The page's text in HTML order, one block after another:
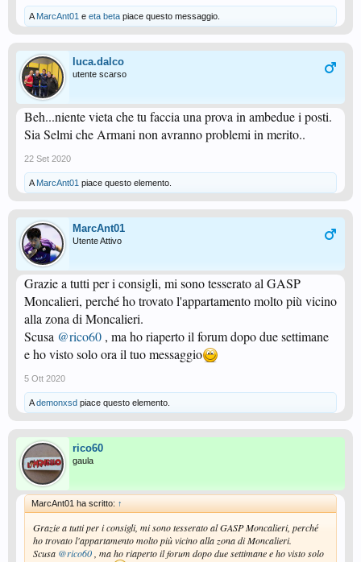
A MarcAnt01 e eta beta piace questo messaggio.
luca.dalco
utente scarso
Beh...niente vieta che tu faccia una prova in ambedue i posti.
Sia Selmi che Armani non avranno problemi in merito..
22 Set 2020
A MarcAnt01 piace questo elemento.
MarcAnt01
Utente Attivo
Grazie a tutti per i consigli, mi sono tesserato al GASP
Moncalieri, perché ho trovato l'appartamento molto più vicino
alla zona di Moncalieri.
Scusa @rico60 , ma ho riaperto il forum dopo due settimane
e ho visto solo ora il tuo messaggio
5 Ott 2020
Ademonxsd piace questo elemento.
rico60
gaula
MarcAnt01 ha scritto: ↑
Grazie a tutti per i consigli, mi sono tesserato al GASP Moncalieri, perché
ho trovato l'appartamento molto più vicino alla zona di Moncalieri.
Scusa @rico60 , ma ho riaperto il forum dopo due settimane e ho visto solo